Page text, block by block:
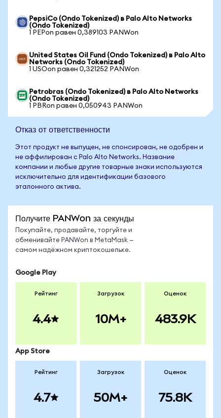
PepsiCo (Ondo Tokenized) в Palo Alto Networks
(Ondo Tokenized)
1 PEPon равен 0,389103 PANWon
United States Oil Fund (Ondo Tokenized) в Palo Alto
Networks (Ondo Tokenized)
1 USOon равен 0,321252 PANWon
Petrobras (Ondo Tokenized) в Palo Alto Networks
(Ondo Tokenized)
1 PBRon равен 0,050943 PANWon
Отказ от ответственности
Этот продукт не выпущен, не спонсирован, не одобрен и
не аффилирован с Palo Alto Networks. Название
компании и любые другие товарные знаки используются
исключительно для идентификации базового
эталонного актива.
Получите PANWon за секунды
Покупайте, продавайте, торгуйте и
обменивайте PANWon в MetaMask —
самом надёжном криптокошельке.
Google Play
Рейтинг
4.4
Загрузок
10M+
Оценок
483.9K
App Store
Рейтинг
4.7
Загрузок
50M+
Оценок
75.8K